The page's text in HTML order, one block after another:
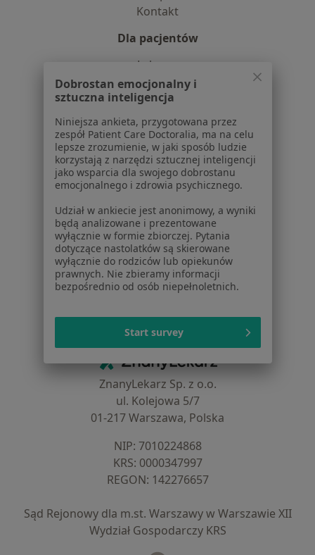
Kontakt
Dla pacjentów
Lekarze
Placówki medyczne
Pytania i odpowiedzi
Usługi i zabiegi
Choroby
Pomoc
Aplikacje mobilne
Blog dla pacjentów
Dla profesjonalistów
Cennik
Dla lekarzy
Dla placówek medycznych
Noa Notes
nowość
Centrum Pomocy dla Specjalisty
Kontakt
ZnanyLekarz Sp. z o.o.
ul. Kolejowa 5/7
01-217 Warszawa, Polska
NIP: ⁠7010224868
KRS: ⁠0000347997
REGON: ⁠142276657
Sąd Rejonowy dla m.st. Warszawy w Warszawie XII
Wydział Gospodarczy KRS
Dobrostan emocjonalny i
sztuczna inteligencja
Niniejsza ankieta, przygotowana przez
zespół Patient Care Doctoralia, ma na celu
lepsze zrozumienie, w jaki sposób ludzie
korzystają z narzędzi sztucznej inteligencji
jako wsparcia dla swojego dobrostanu
emocjonalnego i zdrowia psychicznego.
Udział w ankiecie jest anonimowy, a wyniki
będą analizowane i prezentowane
wyłącznie w formie zbiorczej. Pytania
dotyczące nastolatków są skierowane
wyłącznie do rodziców lub opiekunów
prawnych. Nie zbieramy informacji
bezpośrednio od osób niepełnoletnich.
Start survey